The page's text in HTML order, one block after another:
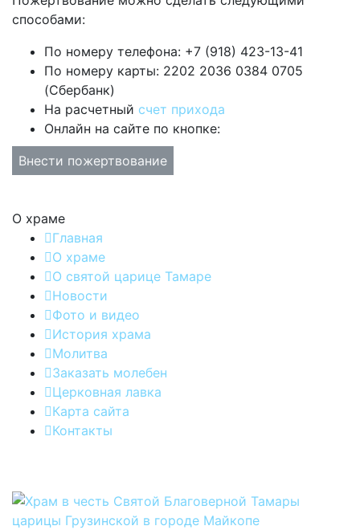
способами:
По номеру телефона: +7 (918) 423-13-41
По номеру карты: 2202 2036 0384 0705
(Сбербанк)
На расчетный счет прихода
Онлайн на сайте по кнопке:
Внести пожертвование
О храме
Главная
О храме
О святой царице Тамаре
Новости
Фото и видео
История храма
Молитва
Заказать молебен
Церковная лавка
Карта сайта
Контакты